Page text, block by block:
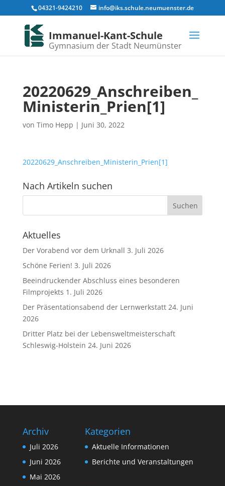
04321-9424210 info@iks.schule.neumuenster.de
Immanuel-Kant-Schule
Gymnasium der Stadt Neumünster
20220629_Anschreiben_
Ministerin_Prien[1]
von Timo Hepp | Juni 30, 2022
20220629_Anschreiben_Ministerin_Prien[1]
Nach Artikeln suchen
Aktuelles
Der Vorabend vor dem Urknall 3. Juli 2026
Schöne Ferien! 3. Juli 2026
Beeindruckender Abschluss eines besonderen
Filmprojekts 1. Juli 2026
Der Präsentationsabend der Lernwerkstatt 24. Juni
2026
Dritter Platz bei der Lebensweltmeisterschaft
Schleswig-Holstein 24. Juni 2026
Archiv
Juli 2026
Juni 2026
Mai 2026
Kategorien
Aktuelle Informationen
Berichte und Veranstaltungen